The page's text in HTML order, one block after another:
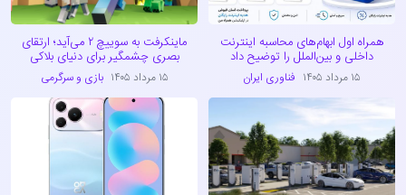
همراه اول ابهام‌های محاسبه اینترنت
داخلی و بین‌الملل را توضیح داد
۱۵ مرداد ۱۴۰۵ فناوری ایران
ماینکرفت به سوییچ ۲ می‌آید؛ ارتقای
بصری چشمگیر برای دنیای بلاکی
۱۵ مرداد ۱۴۰۵ بازی و سرگرمی